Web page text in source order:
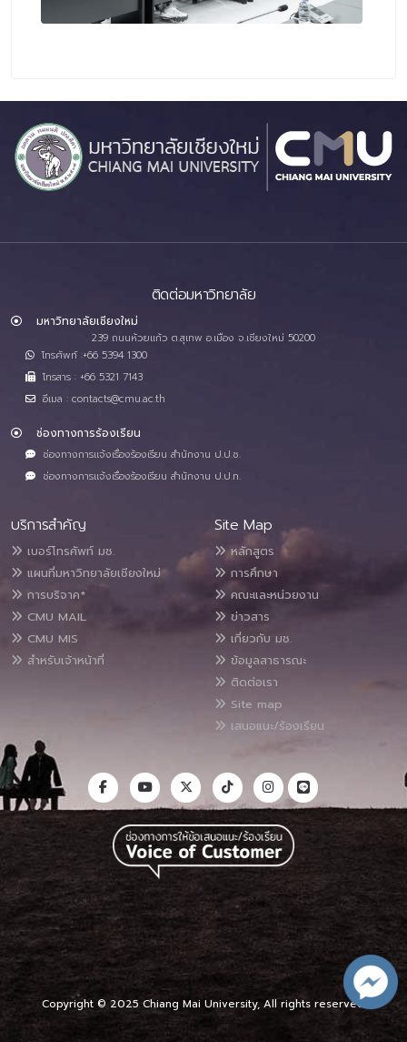
ติดต่อมหาวิทยาลัย
มหาวิทยาลัยเชียงใหม่
239 ถนนห้วยแก้ว ต.สุเทพ อ.เมือง จ.เชียงใหม่ 50200
โทรศัพท์ :+66 5394 1300
โทรสาร : +66 5321 7143
อีเมล : contacts@cmu.ac.th
ช่องทางการร้องเรียน
ช่องทางการแจ้งเรื่องร้องเรียน สำนักงาน ป.ป.ช.
ช่องทางการแจ้งเรื่องร้องเรียน สำนักงาน ป.ป.ท.
บริการสำคัญ
เบอร์โทรศัพท์ มช.
แผนที่มหาวิทยาลัยเชียงใหม่
การบริจาค*
CMU MAIL
CMU MIS
สำหรับเจ้าหน้าที่
Site Map
หลักสูตร
การศึกษา
คณะและหน่วยงาน
ข่าวสาร
เกี่ยวกับ มช.
ข้อมูลสาธารณะ
ติดต่อเรา
Site map
เสนอแนะ/ร้องเรียน
Copyright © 2025 Chiang Mai University, All rights reserved.